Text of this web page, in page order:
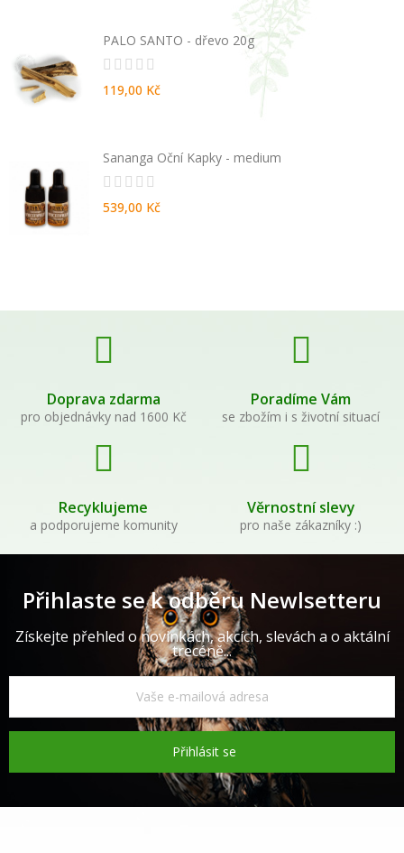
PALO SANTO - dřevo 20g
119,00 Kč
Sananga Oční Kapky - medium
539,00 Kč
Doprava zdarma
pro objednávky nad 1600 Kč
Poradíme Vám
se zbožím i s životní situací
Recyklujeme
a podporujeme komunity
Věrnostní slevy
pro naše zákazníky :)
Přihlaste se k odběru Newlsetteru
Získejte přehled o novinkách, akcích, slevách a o aktální
trecéně...
Přihlásit se